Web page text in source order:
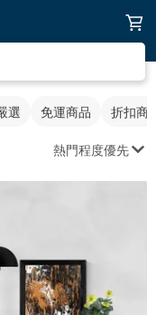
選 免運商品 折扣商
熱門程度優先